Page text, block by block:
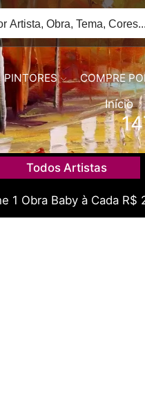
PINTORES COMPRE
Início
Todos Artistas
1 Obra Baby à Cada